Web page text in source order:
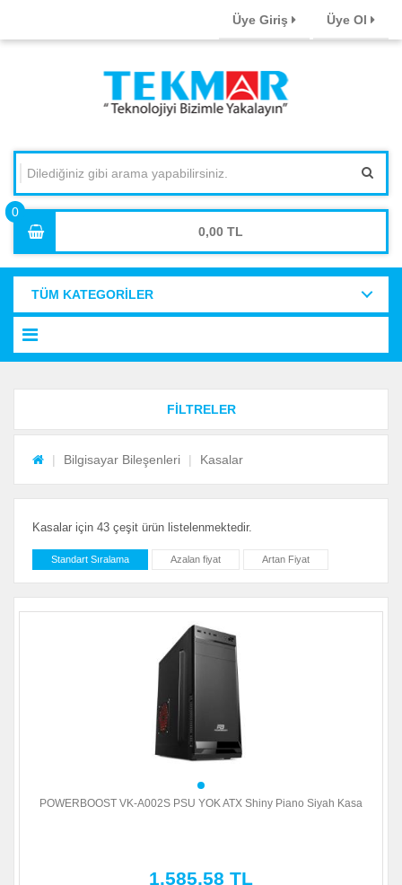
Üye Giriş Üye Ol
0,00
TÜM KATEGORİLER
FİLTRELER
Bilgisayar Bileşenleri Kasalar
Kasalar için 43 çeşit ürün listelenmektedir.
Standart Sıralama Azalan fiyat Artan Fiyat
POWERBOOST VK-A002S PSU YOK ATX Shiny Piano Siyah Kasa
1.585,58 TL